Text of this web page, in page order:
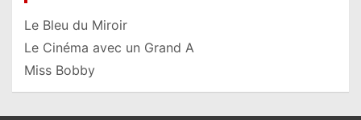
Le Bleu du Miroir
Le Cinéma avec un Grand A
Miss Bobby